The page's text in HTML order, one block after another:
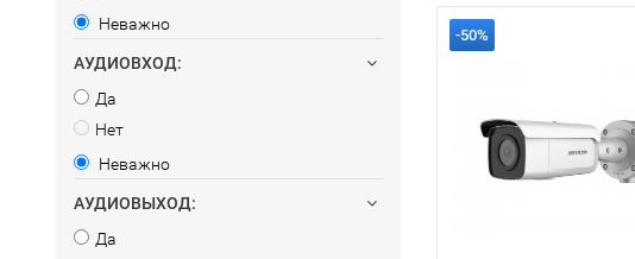
Неважно
АУДИОВХОД:
Да
Нет
Неважно
АУДИОВЫХОД:
Да
-50%